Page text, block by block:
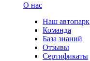
О нас
Наш автопарк
Команда
База знаний
Отзывы
Сертификаты